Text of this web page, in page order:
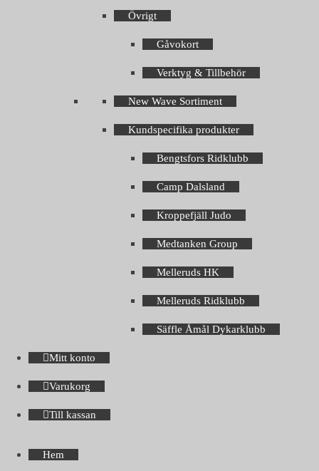
Övrigt
Gåvokort
Verktyg & Tillbehör
New Wave Sortiment
Kundspecifika produkter
Bengtsfors Ridklubb
Camp Dalsland
Kroppefjäll Judo
Medtanken Group
Melleruds HK
Melleruds Ridklubb
Säffle Åmål Dykarklubb
Mitt konto
Varukorg
Till kassan
Hem